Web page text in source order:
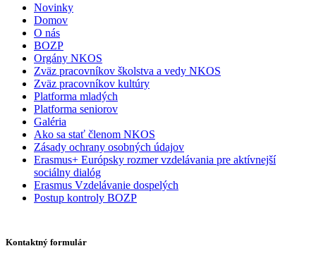
Novinky
Domov
O nás
BOZP
Orgány NKOS
Zväz pracovníkov školstva a vedy NKOS
Zväz pracovníkov kultúry
Platforma mladých
Platforma seniorov
Galéria
Ako sa stať členom NKOS
Zásady ochrany osobných údajov
Erasmus+ Európsky rozmer vzdelávania pre aktívnejší
sociálny dialóg
Erasmus Vzdelávanie dospelých
Postup kontroly BOZP
Kontaktný formulár